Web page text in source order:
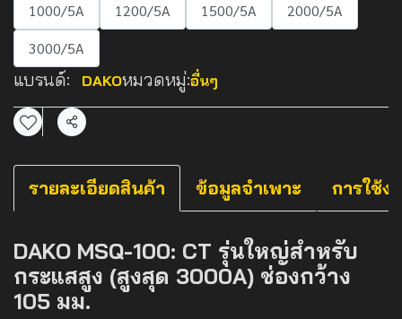
1000/5A 1200/5A 1500/5A
2000/5A
3000/5A
แบรนด์: DAKOหมวดหมู่:อื่นๆ
แชร์
รายละเอียดสินค้า ข้อมูลจำเพาะ การใช้ง
DAKO MSQ-100: CT รุ่นใหญ่สำหรับ
กระแสสูง (สูงสุด 3000A) ช่องกว้าง
105 มม.